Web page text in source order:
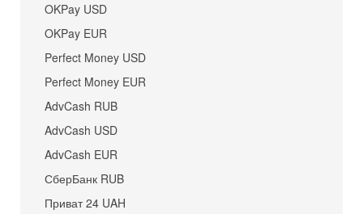
OKPay USD
OKPay EUR
Perfect Money USD
Perfect Money EUR
AdvCash RUB
AdvCash USD
AdvCash EUR
СберБанк RUB
Приват 24 UAH